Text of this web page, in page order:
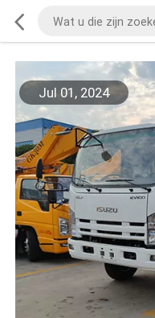
Jul 01, 2024